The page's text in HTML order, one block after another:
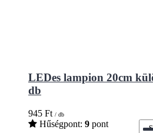
LEDes lampion 20cm
db
945 Ft / db
Hűségpont: 9 pont